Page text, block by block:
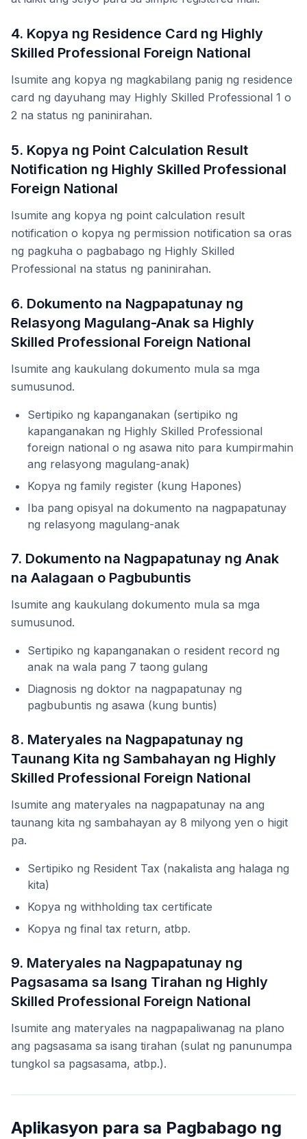
4. Kopya ng Residence Card ng Highly
Skilled Professional Foreign National
Isumite ang kopya ng magkabilang panig ng residence
card ng dayuhang may Highly Skilled Professional 1 o
2 na status ng paninirahan.
5. Kopya ng Point Calculation Result
Notification ng Highly Skilled Professional
Foreign National
Isumite ang kopya ng point calculation result
notification o kopya ng permission notification sa oras
ng pagkuha o pagbabago ng Highly Skilled
Professional na status ng paninirahan.
6. Dokumento na Nagpapatunay ng
Relasyong Magulang-Anak sa Highly
Skilled Professional Foreign National
Isumite ang kaukulang dokumento mula sa mga
sumusunod.
Sertipiko ng kapanganakan (sertipiko ng
kapanganakan ng Highly Skilled Professional
foreign national o ng asawa nito para kumpirmahin
ang relasyong magulang-anak)
Kopya ng family register (kung Hapones)
Iba pang opisyal na dokumento na nagpapatunay
ng relasyong magulang-anak
7. Dokumento na Nagpapatunay ng Anak
na Aalagaan o Pagbubuntis
Isumite ang kaukulang dokumento mula sa mga
sumusunod.
Sertipiko ng kapanganakan o resident record ng
anak na wala pang 7 taong gulang
Diagnosis ng doktor na nagpapatunay ng
pagbubuntis ng asawa (kung buntis)
8. Materyales na Nagpapatunay ng
Taunang Kita ng Sambahayan ng Highly
Skilled Professional Foreign National
Isumite ang materyales na nagpapatunay na ang
taunang kita ng sambahayan ay 8 milyong yen o higit
pa.
Sertipiko ng Resident Tax (nakalista ang halaga ng
kita)
Kopya ng withholding tax certificate
Kopya ng final tax return, atbp.
9. Materyales na Nagpapatunay ng
Pagsasama sa Isang Tirahan ng Highly
Skilled Professional Foreign National
Isumite ang materyales na nagpapaliwanag na plano
ang pagsasama sa isang tirahan (sulat ng panunumpa
tungkol sa pagsasama, atbp.).
Aplikasyon para sa Pagbabago ng